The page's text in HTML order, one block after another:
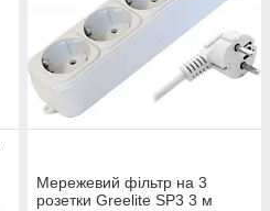
Мережевий фільтр на 3
розетки Greelite SP3 3 м